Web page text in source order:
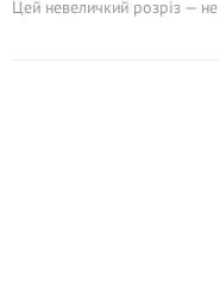
Цей невеличкий розріз —